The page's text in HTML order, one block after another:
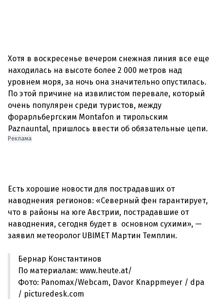
Хотя в воскресенье вечером снежная линия все еще
находилась на высоте более 2 000 метров над
уровнем моря, за ночь она значительно опустилась.
По этой причине на извилистом перевале, который
очень популярен среди туристов, между
форарльбергским Montafon и тирольским
Реклама
Есть хорошие новости для пострадавших от
наводнения регионов: «Северный фен гарантирует,
что в районы на юге Австрии, пострадавшие от
наводнения, сегодня будет в основном сухими», —
Бернар Константинов
По материалам: www.heute.at/
Фото: Panomax/Webcam, Davor Knappmeyer / dpa
/ picturedesk.com